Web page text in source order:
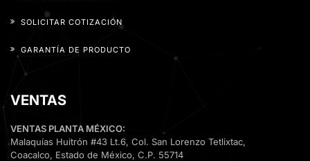
SOLICITAR COTIZACIÓN
GARANTÍA DE PRODUCTO
VENTAS
VENTAS PLANTA MÉXICO:
Malaquías Huitrón #43 Lt.6, Col. San Lorenzo Tetlixtac,
Coacalco, Estado de México, C.P. 55714